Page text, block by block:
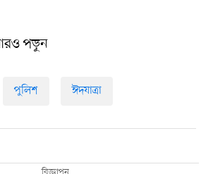
পড়ুন
পুলিশ ঈদযাত্রা